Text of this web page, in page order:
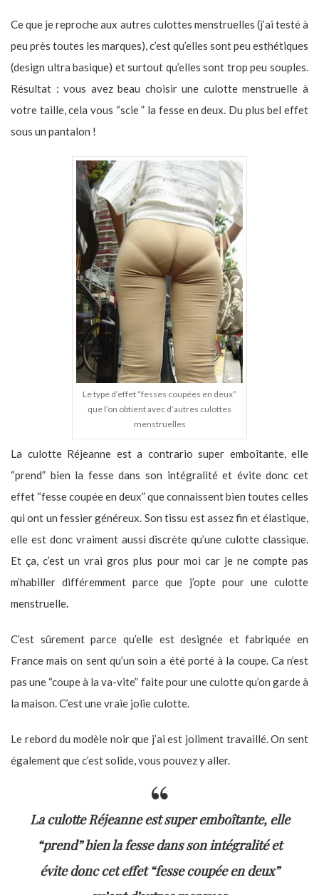
Ce que je reproche aux autres culottes menstruelles (j’ai testé à
peu près toutes les marques), c’est qu’elles sont peu esthétiques
(design ultra basique) et surtout qu’elles sont trop peu souples.
Résultat : vous avez beau choisir une culotte menstruelle à
votre taille, cela vous “scie ” la fesse en deux. Du plus bel effet
sous un pantalon !
Le type d’effet “fesses coupées en deux”
que l’on obtient avec d’autres culottes
menstruelles
La culotte Réjeanne est a contrario super emboîtante, elle
“prend” bien la fesse dans son intégralité et évite donc cet
effet “fesse coupée en deux” que connaissent bien toutes celles
qui ont un fessier généreux. Son tissu est assez fin et élastique,
elle est donc vraiment aussi discrète qu’une culotte classique.
Et ça, c’est un vrai gros plus pour moi car je ne compte pas
m’habiller différemment parce que j’opte pour une culotte
menstruelle.
C’est sûrement parce qu’elle est designée et fabriquée en
France mais on sent qu’un soin a été porté à la coupe. Ca n’est
pas une “coupe à la va-vite” faite pour une culotte qu’on garde à
la maison. C’est une vraie jolie culotte.
Le rebord du modèle noir que j’ai est joliment travaillé. On sent
également que c’est solide, vous pouvez y aller.
La culotte Réjeanne est super emboîtante, elle
“prend” bien la fesse dans son intégralité et
évite donc cet effet “fesse coupée en deux”